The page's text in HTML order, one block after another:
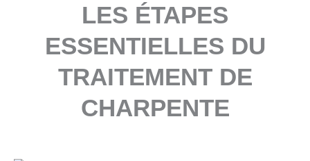
LES ÉTAPES
ESSENTIELLES DU
TRAITEMENT DE
CHARPENTE